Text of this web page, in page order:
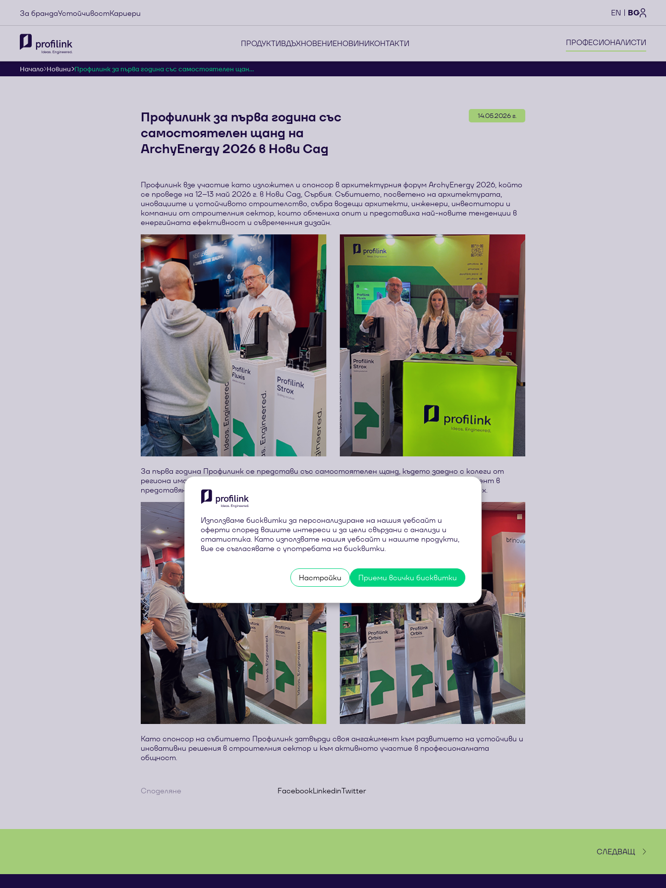
За брандаУстойчивостКариери EN BG
ПРОДУКТИВДЪХНОВЕНИЕНОВИНИКОНТАКТИ ПРОФЕСИОНАЛИСТИ
Начало Новини Профилинк за първа година със самостоятелен щан...
Профилинк за първа година със
самостоятелен щанд на
ArchyEnergy 2026 в Нови Сад
14.05.2026 г.
Профилинк взе участие като изложител и спонсор в архитектурния форум ArchyEnergy 2026, който
се проведе на 12–13 май 2026 г. в Нови Сад, Сърбия. Събитието, посветено на архитектурата,
иновациите и устойчивото строителство, събра водещи архитекти, инженери, инвеститори и
компании от строителния сектор, които обмениха опит и представиха най-новите тенденции в
енергийната ефективност и съвременния дизайн.
За първа година Профилинк се представи със самостоятелен щанд, където заедно с колеги от
региона имахме възможност да покажем част от своето архитектурно портфолио. Акцент в
представянето бяха алуминиевите ни решения Profilink Orbis, Profilink Fluxis и Profilink Strox.
Като спонсор на събитието Профилинк затвърди своя ангажимент към развитието на устойчиви и
иновативни решения в строителния сектор и към активното участие в професионалната
общност.
Споделяне FacebookLinkedinTwitter
СЛЕДВАЩ
Използваме бисквитки за персонализиране на нашия уебсайт и
оферти според вашите интереси и за цели свързани с анализи и
статистика. Като използвате нашия уебсайт и нашите продукти,
вие се съгласявате с употребата на бисквитки.
Настройки Приеми всички бисквитки